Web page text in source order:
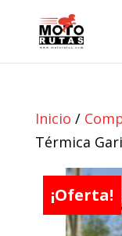
Inicio /
Térmica
¡Oferta!